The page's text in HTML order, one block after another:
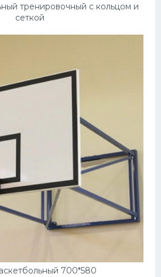
тренировочный с кольцом и
сеткой
700*580